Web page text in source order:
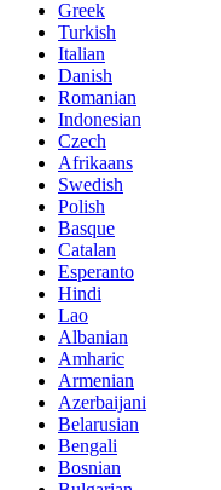
Greek
Turkish
Italian
Danish
Romanian
Indonesian
Czech
Afrikaans
Swedish
Polish
Basque
Catalan
Esperanto
Hindi
Lao
Albanian
Amharic
Armenian
Azerbaijani
Belarusian
Bengali
Bosnian